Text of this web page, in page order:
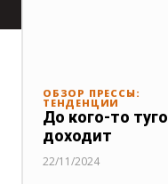
ОБЗОР ПРЕССЫ:
ТЕНДЕНЦИИ
До кого-то туго
доходит
22/11/2024